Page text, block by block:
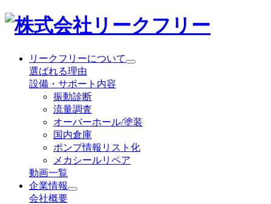
リークフリーについて
選ばれる理由
設備・サポート内容
振動診断
流量調査
オーバーホール/塗装
国内倉庫
ポンプ情報リスト化
メカシールリペア
動画一覧
企業情報
会社概要